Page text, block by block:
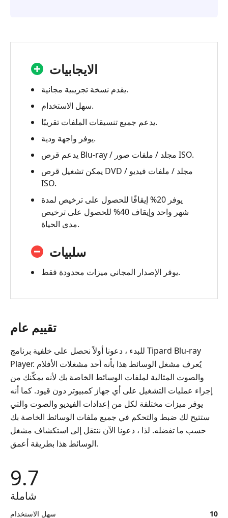
الايجابيات
يقدم نسخة تجريبية مجانية.
سهل الاستخدام.
يدعم جميع تنسيقات الملفات تقريبًا.
يوفر واجهة ودية.
يدعم قرص Blu-ray / مجلد / ملفات صور ISO.
يمكن تشغيل قرص DVD / مجلد / ملفات فيديو
ISO.
يوفر 20% إيقافًا للحصول على ترخيص لمدة
شهر واحد وإيقاف 40% للحصول على ترخيص
مدى الحياة.
سلبيات
يوفر الإصدار المجاني ميزات محدودة فقط.
تقييم عام
للبدء ، دعونا أولاً نحصل على خلفية برنامج Tipard Blu-ray
Player. يُعرف مشغل الوسائط هذا بأنه أحد مشغلات الأفلام
والصوت المثالية لملفات الوسائط الخاصة بك لأنه يمكّنك من
إجراء عمليات التشغيل على أي جهاز كمبيوتر دون قيود. كما أنه
يوفر ميزات مختلفة لكل من إعدادات الفيديو والصوت والتي
ستتيح لك ضبط والتحكم في جميع ملفات الوسائط الخاصة بك
حسب ما تفضله. لذا ، دعونا الآن ننتقل إلى استكشاف مشغل
الوسائط هذا بطريقة أعمق.
9.7
شاملة
سهل الاستخدام 10